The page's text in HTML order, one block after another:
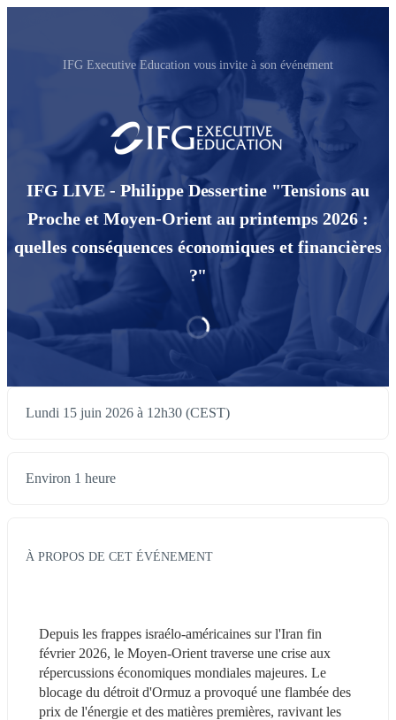
IFG Executive Education vous invite à son événement
IFG LIVE - Philippe Dessertine "Tensions au
Proche et Moyen-Orient au printemps 2026 :
quelles conséquences économiques et financières
?"
Lundi 15 juin 2026 à 12h30 (CEST)
Environ 1 heure
À PROPOS DE CET ÉVÉNEMENT
Depuis les frappes israélo-américaines sur l'Iran fin
février 2026, le Moyen-Orient traverse une crise aux
répercussions économiques mondiales majeures. Le
blocage du détroit d'Ormuz a provoqué une flambée des
prix de l'énergie et des matières premières, ravivant les